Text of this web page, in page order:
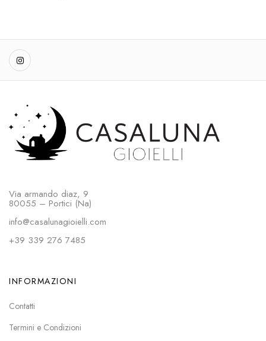
Via armando diaz, 9
80055 – Portici (Na)
info@casalunagioielli.com
+39 339 276 7485
INFORMAZIONI
Contatti
Termini e Condizioni